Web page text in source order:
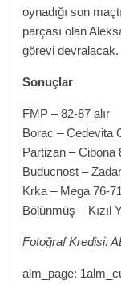
oynadığı son
parçası olan
görevi devralacak.
Sonuçlar
FMP – 82-87 alır
Borac – Cedevita
Partizan – Cibona
Buducnost –
Krka – Mega 76-71
Bölünmüş – Kızıl
Fotoğraf Kredisi:
alm_page: